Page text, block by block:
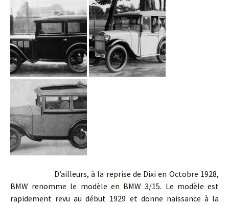
D’ailleurs, à la reprise de Dixi en Octobre 1928,
BMW renomme le modèle en BMW 3/15. Le modèle est
rapidement revu au début 1929 et donne naissance à la